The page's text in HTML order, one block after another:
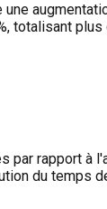
totalisant
rapport à
du temps